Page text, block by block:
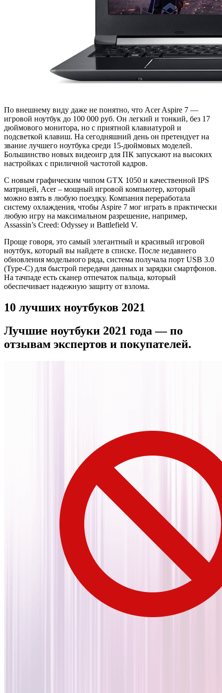
По внешнему виду даже не понятно, что Acer Aspire 7 —
игровой ноутбук до 100 000 руб. Он легкий и тонкий, без 17
дюймового монитора, но с приятной клавиатурой и
подсветкой клавиш. На сегодняшний день он претендует на
звание лучшего ноутбука среди 15-дюймовых моделей.
Большинство новых видеоигр для ПК запускают на высоких
настройках с приличной частотой кадров.
С новым графическим чипом GTX 1050 и качественной IPS
матрицей, Acer – мощный игровой компьютер, который
можно взять в любую поездку. Компания переработала
систему охлаждения, чтобы Aspire 7 мог играть в практически
любую игру на максимальном разрешение, например,
Assassin’s Creed: Odyssey и Battlefield V.
Проще говоря, это самый элегантный и красивый игровой
ноутбук, который вы найдете в списке. После недавнего
обновления модельного ряда, система получала порт USB 3.0
(Type-C) для быстрой передачи данных и зарядки смартфонов.
На тачпаде есть сканер отпечаток пальца, который
обеспечивает надежную защиту от взлома.
10 лучших ноутбуков 2021
Лучшие ноутбуки 2021 года — по
отзывам экспертов и покупателей.